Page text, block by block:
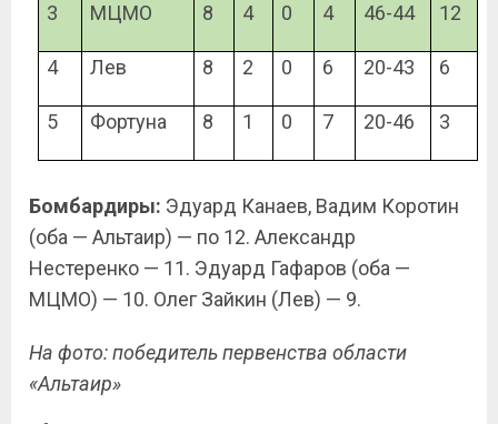
3 МЦМО 8 4 0 4 46-44 12
4 Лев 8 2 0 6 20-43 6
5 Фортуна 8 1 0 7 20-46 3
Бомбардиры: Эдуард Канаев, Вадим Коротин
(оба — Альтаир) — по 12. Александр
Нестеренко — 11. Эдуард Гафаров (оба —
МЦМО) — 10. Олег Зайкин (Лев) — 9.
На фото: победитель первенства области
«Альтаир»